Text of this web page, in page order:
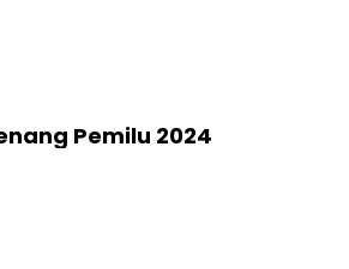
Pemilu 2024